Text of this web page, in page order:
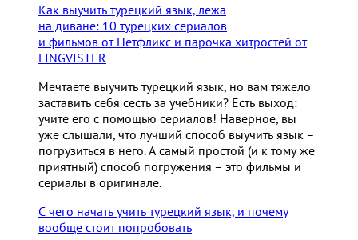
Как выучить турецкий язык, лёжа
на диване: 10 турецких сериалов
и фильмов от Нетфликс и парочка хитростей от
LINGVISTER
Мечтаете выучить турецкий язык, но вам тяжело
заставить себя сесть за учебники? Есть выход:
учите его с помощью сериалов! Наверное, вы
уже слышали, что лучший способ выучить язык –
погрузиться в него. А самый простой (и к тому же
приятный) способ погружения – это фильмы и
сериалы в оригинале.
С чего начать учить турецкий язык, и почему
вообще стоит попробовать